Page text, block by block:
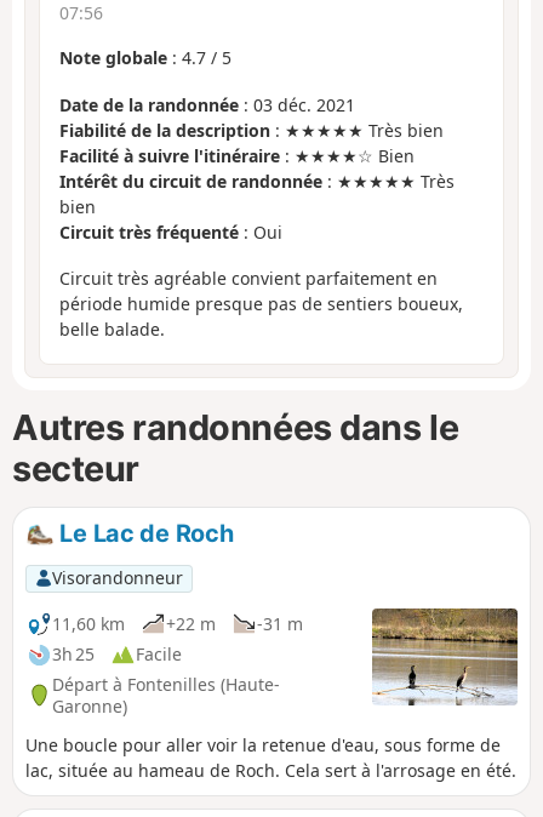
07:56
Note globale : 4.7 / 5
Date de la randonnée : 03 déc. 2021
Fiabilité de la description : ★★★★★ Très bien
Facilité à suivre l'itinéraire : ★★★★☆ Bien
Intérêt du circuit de randonnée : ★★★★★ Très
bien
Circuit très fréquenté : Oui
Circuit très agréable convient parfaitement en
période humide presque pas de sentiers boueux,
belle balade.
Autres randonnées dans le
secteur
Le Lac de Roch
Visorandonneur
11,60 km
+22 m
-31 m
3h 25
Facile
Départ à Fontenilles (Haute-
Garonne)
Une boucle pour aller voir la retenue d'eau, sous forme de
lac, située au hameau de Roch. Cela sert à l'arrosage en été.